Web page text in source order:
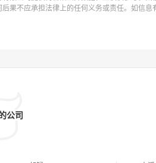
果不应承担法律上的任何义务或责任。如信
公司